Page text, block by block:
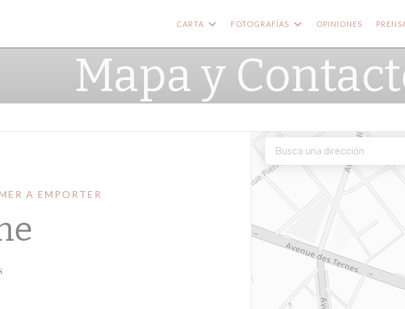
CARTA FOTOGRAFÍAS OPINIONES
Mapa y
A EMPORTER